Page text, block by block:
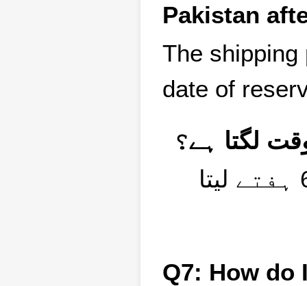
Pakistan
The
date of
شپنگ کا عمل بکنگ کی تاریخ سے عام طور پر 4 سے 6 ہفتے لیتا
Q7: How do